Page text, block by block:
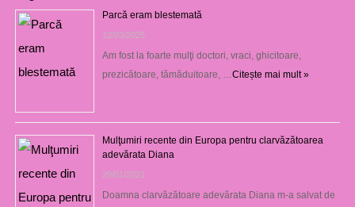
Parcă eram blestemată
12/03/2025
Am fost la foarte mulţi doctori, vraci, ghicitoare,
prezicătoare, tămăduitoare, … Citește mai mult »
Mulţumiri recente din Europa pentru clarvăzătoarea
adevărata Diana
29/01/2021
Doamna clarvăzătoare adevărata Diana m-a salvat de